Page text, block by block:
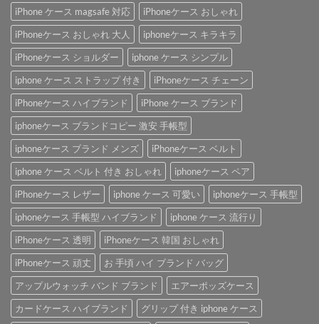
iPhone ケース magsafe 対応
iPhoneケース おしゃれ
iPhoneケース おしゃれ 大人
iphoneケース キラキラ
iPhoneケース ショルダー
iphone ケース シンプル
iphone ケース ストラップ 付き
iPhoneケース チェーン
iPhoneケース ハイブランド
iPhone ケース ブランド
iphoneケース ブランドコピー 激安 手帳型
iphoneケース ブランド メンズ
iPhoneケース ベルト
iphone ケース ベルト 付き おしゃれ
iphoneケース ペア
iPhoneケース レザー
iphone ケース 可愛い
iphoneケース 手帳型
iphoneケース 手帳型 ハイブランド
iphone ケース 流行り
iPhoneケース 透明
iPhoneケース 韓国 おしゃれ
iPhoneケース 頑丈
お 手頃 ハイ ブランド バッグ
アップルウォッチ バンド ブランド
エアーポッズケース
カードケース ハイブランド
グリップ 付き iphone ケース